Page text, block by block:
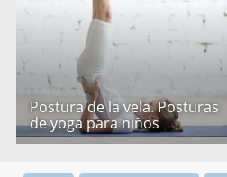
Postura de la vela. Posturas
de yoga para niños